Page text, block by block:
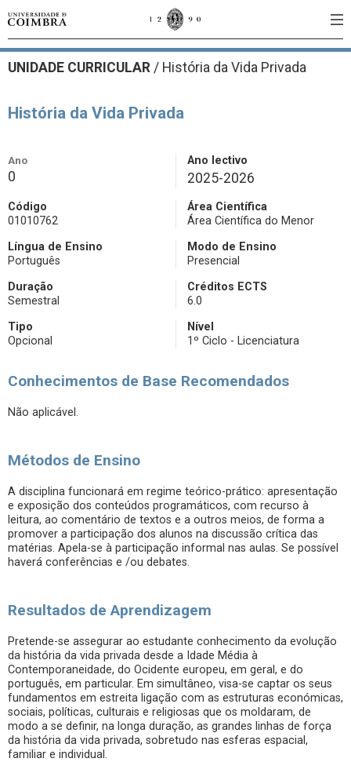
UNIDADE CURRICULAR / História da Vida Privada
História da Vida Privada
Ano
0
Ano lectivo
2025-2026
Código
01010762
Área Científica
Área Científica do Menor
Língua de Ensino
Português
Modo de Ensino
Presencial
Duração
Semestral
Créditos ECTS
6.0
Tipo
Opcional
Nível
1º Ciclo - Licenciatura
Conhecimentos de Base Recomendados
Não aplicável.
Métodos de Ensino
A disciplina funcionará em regime teórico-prático: apresentação
e exposição dos conteúdos programáticos, com recurso à
leitura, ao comentário de textos e a outros meios, de forma a
promover a participação dos alunos na discussão crítica das
matérias. Apela-se à participação informal nas aulas. Se possível
haverá conferências e /ou debates.
Resultados de Aprendizagem
Pretende-se assegurar ao estudante conhecimento da evolução
da história da vida privada desde a Idade Média à
Contemporaneidade, do Ocidente europeu, em geral, e do
português, em particular. Em simultâneo, visa-se captar os seus
fundamentos em estreita ligação com as estruturas económicas,
sociais, políticas, culturais e religiosas que os moldaram, de
modo a se definir, na longa duração, as grandes linhas de força
da história da vida privada, sobretudo nas esferas espacial,
familiar e individual.